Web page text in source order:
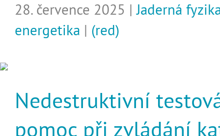
28. července 2025 |Jaderná
energetika | (red)
Nedestruktivní
pomoc při zvládání